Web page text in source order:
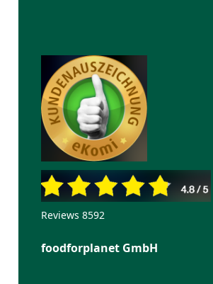
foodforplanet GmbH
Reviews 8592